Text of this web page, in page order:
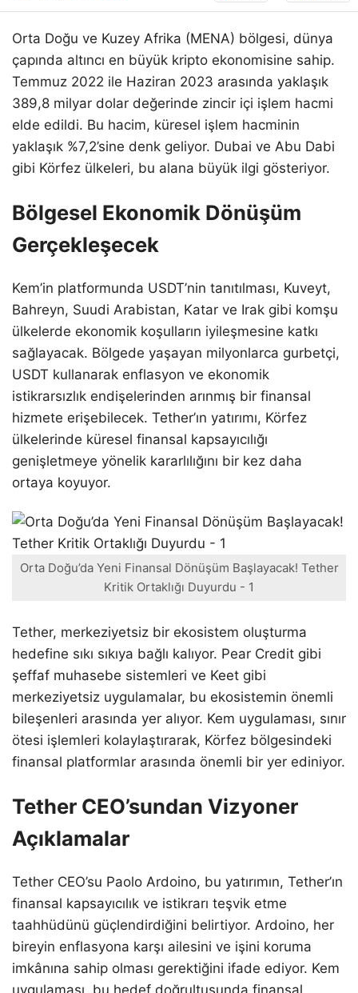
Orta Doğu ve Kuzey Afrika (MENA) bölgesi, dünya
çapında altıncı en büyük kripto ekonomisine sahip.
Temmuz 2022 ile Haziran 2023 arasında yaklaşık
389,8 milyar dolar değerinde zincir içi işlem hacmi
elde edildi. Bu hacim, küresel işlem hacminin
yaklaşık %7,2’sine denk geliyor. Dubai ve Abu Dabi
gibi Körfez ülkeleri, bu alana büyük ilgi gösteriyor.
Bölgesel Ekonomik Dönüşüm
Gerçekleşecek
Kem’in platformunda USDT’nin tanıtılması, Kuveyt,
Bahreyn, Suudi Arabistan, Katar ve Irak gibi komşu
ülkelerde ekonomik koşulların iyileşmesine katkı
sağlayacak. Bölgede yaşayan milyonlarca gurbetçi,
USDT kullanarak enflasyon ve ekonomik
istikrarsızlık endişelerinden arınmış bir finansal
hizmete erişebilecek. Tether’ın yatırımı, Körfez
ülkelerinde küresel finansal kapsayıcılığı
genişletmeye yönelik kararlılığını bir kez daha
ortaya koyuyor.
Orta Doğu’da Yeni Finansal Dönüşüm Başlayacak! Tether
Kritik Ortaklığı Duyurdu - 1
Tether, merkeziyetsiz bir ekosistem oluşturma
hedefine sıkı sıkıya bağlı kalıyor. Pear Credit gibi
şeffaf muhasebe sistemleri ve Keet gibi
merkeziyetsiz uygulamalar, bu ekosistemin önemli
bileşenleri arasında yer alıyor. Kem uygulaması, sınır
ötesi işlemleri kolaylaştırarak, Körfez bölgesindeki
finansal platformlar arasında önemli bir yer ediniyor.
Tether CEO’sundan Vizyoner
Açıklamalar
Tether CEO’su Paolo Ardoino, bu yatırımın, Tether’ın
finansal kapsayıcılık ve istikrarı teşvik etme
taahhüdünü güçlendirdiğini belirtiyor. Ardoino, her
bireyin enflasyona karşı ailesini ve işini koruma
imkânına sahip olması gerektiğini ifade ediyor. Kem
uygulaması, bu hedef doğrultusunda finansal